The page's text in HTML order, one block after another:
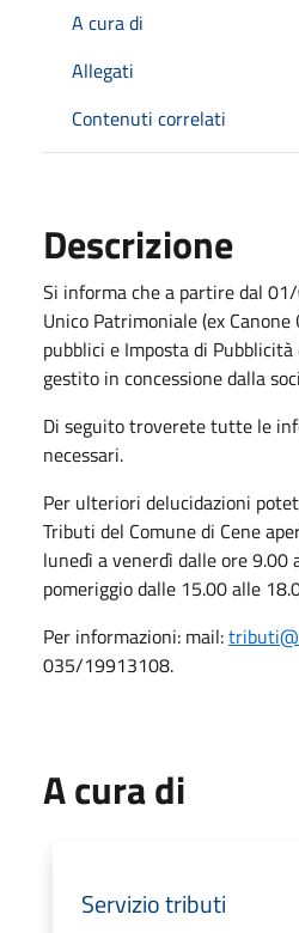
A cura di
Allegati
Contenuti correlati
Descrizione
Si informa che a partire dal
Unico Patrimoniale (ex Canone
pubblici e Imposta di
gestito in concessione dalla
Di seguito troverete tutte le
necessari.
Per ulteriori delucidazioni
Tributi del Comune di Cene
lunedì a venerdì dalle ore 9.00
pomeriggio dalle 15.00 alle
Per informazioni: mail:
035/19913108.
A cura di
Servizio tributi